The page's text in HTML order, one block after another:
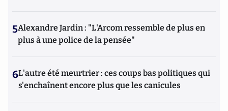
5Alexandre Jardin : "L'Arcom ressemble de plus en
plus à une police de la pensée"
6L'autre été meurtrier : ces coups bas politiques qui
s'enchaînent encore plus que les canicules